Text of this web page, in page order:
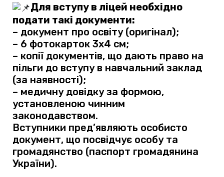
Для вступу в ліцей необхідно
подати такі документи:
– документ про освіту (оригінал);
– 6 фотокарток 3х4 см;
– копії документів, що дають право на
пільги до вступу в навчальний заклад
(за наявності);
– медичну довідку за формою,
установленою чинним
законодавством.
Вступники пред’являють особисто
документ, що посвідчує особу та
громадянство (паспорт громадянина
України).